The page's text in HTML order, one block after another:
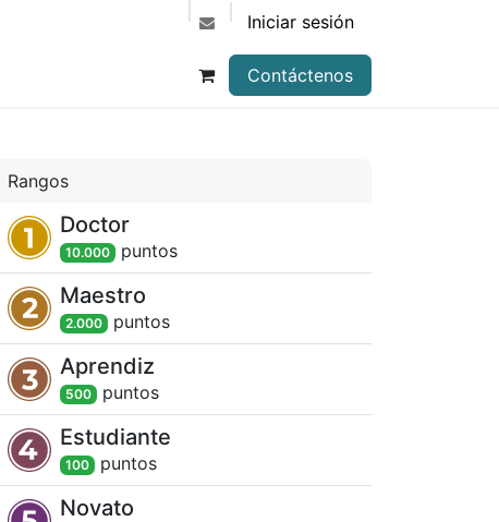
Iniciar sesión
Contáctenos
Rangos
Doctor
10.000 puntos
Maestro
2.000 puntos
Aprendiz
500 puntos
Estudiante
100 puntos
Novato